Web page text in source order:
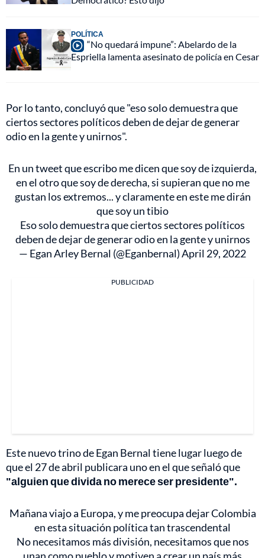
POLÍTICA
“No quedará impune”: Abelardo de la
Espriella lamenta asesinato de policía en Cesar
Por lo tanto, concluyó que "eso solo demuestra que
ciertos sectores políticos deben de dejar de generar
odio en la gente y unirnos".
En un tweet que escribo me dicen que soy de izquierda,
en el otro que soy de derecha, si supieran que no me
gustan los extremos... y claramente en este me dirán
que soy un tibio
Eso solo demuestra que ciertos sectores políticos
deben de dejar de generar odio en la gente y unirnos
— Egan Arley Bernal (@Eganbernal)April 29, 2022
PUBLICIDAD
Este nuevo trino de Egan Bernal tiene lugar luego de
que el 27 de abril publicara uno en el que señaló que
"alguien que divida no merece ser presidente".
Mañana viajo a Europa, y me preocupa dejar Colombia
en esta situación política tan trascendental
No necesitamos más división, necesitamos que nos